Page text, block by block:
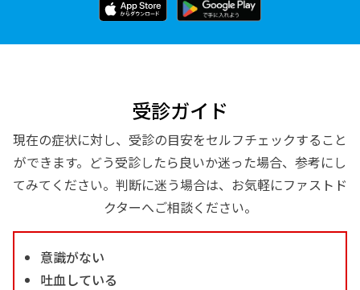
受診ガイド
現在の症状に対し、受診の目安をセルフチェックすること
ができます。どう受診したら良いか迷った場合、参考にし
てみてください。判断に迷う場合は、お気軽にファストド
クターへご相談ください。
意識がない
吐血している